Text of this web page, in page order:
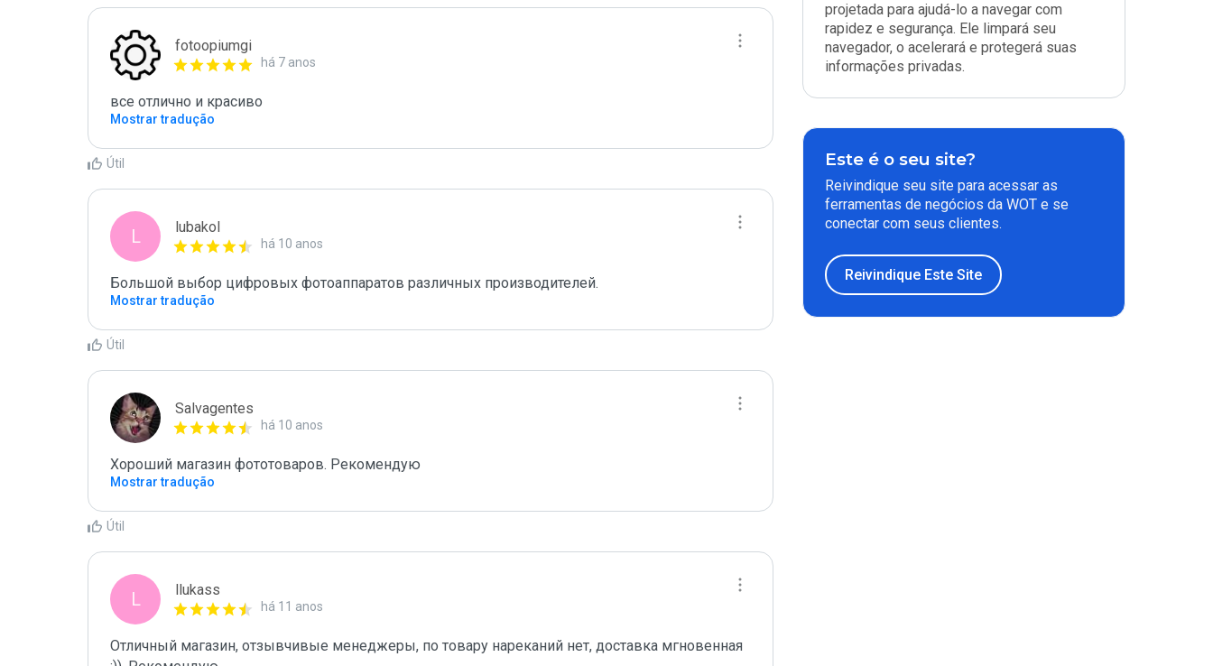
fotoopiumgi
há 7 anos
все отлично и красиво
Mostrar tradução
Útil
L lubakol
há 10 anos
Большой выбор цифровых фотоаппаратов различных производителей.
Mostrar tradução
Útil
Salvagentes
há 10 anos
Хороший магазин фототоваров. Рекомендую
Mostrar tradução
Útil
L llukass
há 11 anos
Отличный магазин, отзывчивые менеджеры, по товару нареканий нет, доставка мгновенная
projetada para ajudá-lo a navegar com
rapidez e segurança. Ele limpará seu
navegador, o acelerará e protegerá suas
informações privadas.
Este é o seu site?
Reivindique seu site para acessar as
ferramentas de negócios da WOT e se
conectar com seus clientes.
Reivindique Este Site